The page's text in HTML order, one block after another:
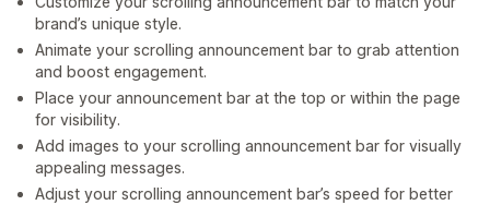
brand’s unique style.
Animate your scrolling announcement bar to grab attention
and boost engagement.
Place your announcement bar at the top or within the page
for visibility.
Add images to your scrolling announcement bar for visually
appealing messages.
Adjust your scrolling announcement bar’s speed for better